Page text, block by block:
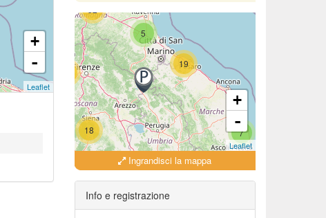
+
-
Leaflet
5
18
19
7
18
+
-
Leaflet
Ingrandisci la mappa
Info e registrazione